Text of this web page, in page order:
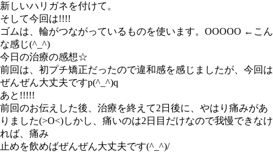
新しいハリガネを付けて。
そして今回は!!!!
ゴムは、輪がつながっているものを使います。OOOOO ←こん
な感じ(^_^)
今日の治療の感想☆
前回は、初プチ矯正だったので違和感を感じましたが、今回は
ぜんぜん大丈夫ですp(^_^)q
あと!!!!!
前回のお伝えした後、治療を終えて2日後に、やはり痛みがあ
りました(>O<)しかし、痛いのは2日目だけなので我慢できなけ
れば、痛み
止めを飲めばぜんぜん大丈夫です(^_^)/